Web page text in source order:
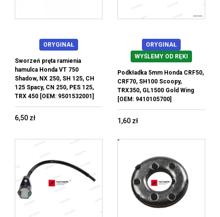
ORYGINAŁ
Sworzeń pręta ramienia
hamulca Honda VT 750
Shadow, NX 250, SH 125, CH
125 Spacy, CN 250, PES 125,
TRX 450 [OEM: 9501532001]
6,50 zł
ORYGINAŁ
WYŚLEMY OD RĘKI
Podkładka 5mm Honda CRF50,
CRF70, SH100 Scoopy,
TRX350, GL1500 Gold Wing
[OEM: 9410105700]
1,60 zł